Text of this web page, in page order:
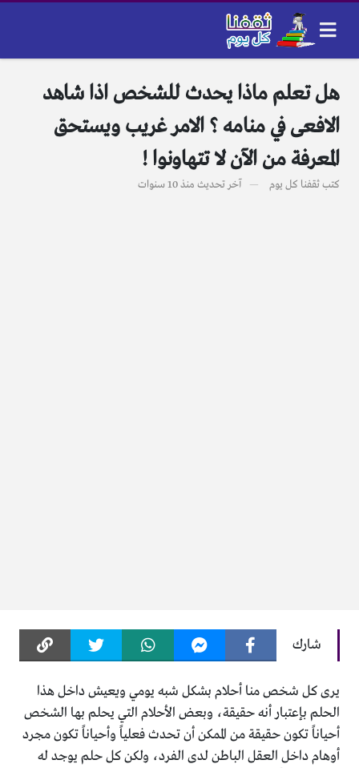
هل تعلم ماذا يحدث للشخص اذا شاهد
الافعى في منامه ؟ الامر غريب ويستحق
المعرفة من الآن لا تتهاونوا !
كتبثقفنا كل يوم آخر تحديث منذ 10 سنوات
شارك
يرى كل شخص منا أحلام بشكل شبه يومي ويعيش داخل هذا
الحلم بإعتبار أنه حقيقة، وبعض الأحلام التي يحلم بها الشخص
أحياناً تكون حقيقة من الممكن أن تحدث فعلياً وأحياناً تكون مجرد
أوهام داخل العقل الباطن لدى الفرد، ولكن كل حلم يوجد له